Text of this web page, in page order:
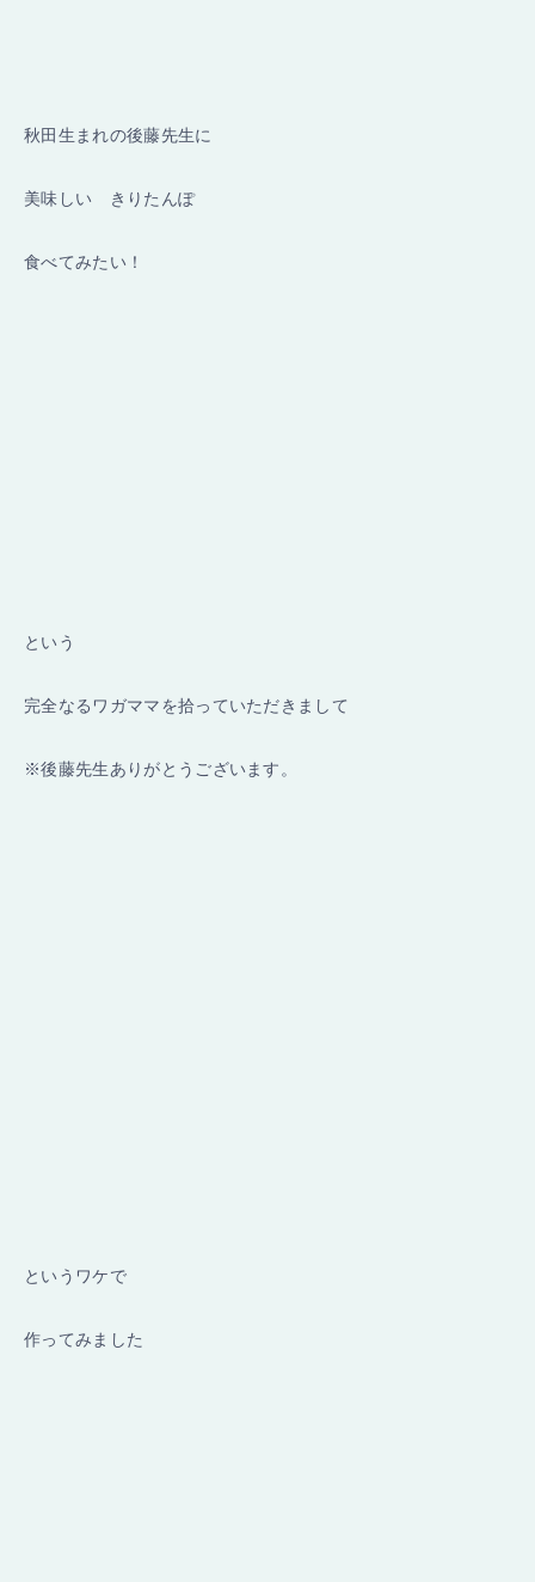
秋田生まれの後藤先生に
美味しい きりたんぽ
食べてみたい！
という
完全なるワガママを拾っていただきまして
※後藤先生ありがとうございます。
というワケで
作ってみました